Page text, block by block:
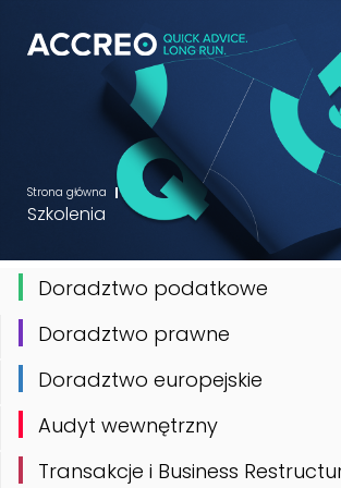
Strona główna
Szkolenia
Doradztwo podatkowe
Doradztwo prawne
Doradztwo europejskie
Audyt wewnętrzny
Transakcje i Business